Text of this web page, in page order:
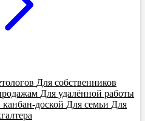
Для собственников
Для удалённой работы
доской Для семьи Для